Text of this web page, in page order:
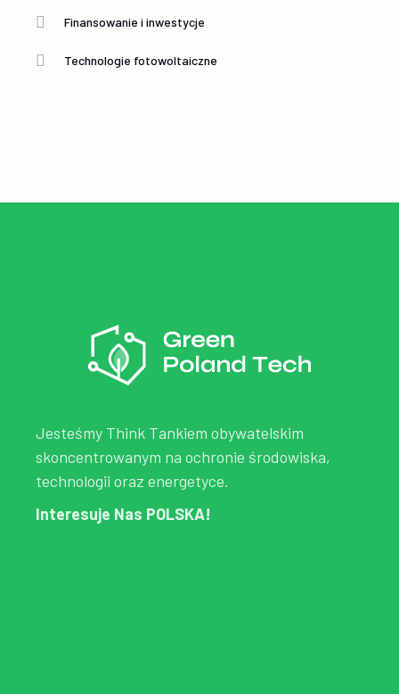
Finansowanie i inwestycje
Technologie fotowoltaiczne
Jesteśmy Think Tankiem obywatelskim
skoncentrowanym na ochronie środowiska,
technologii oraz energetyce.
Interesuje Nas POLSKA!